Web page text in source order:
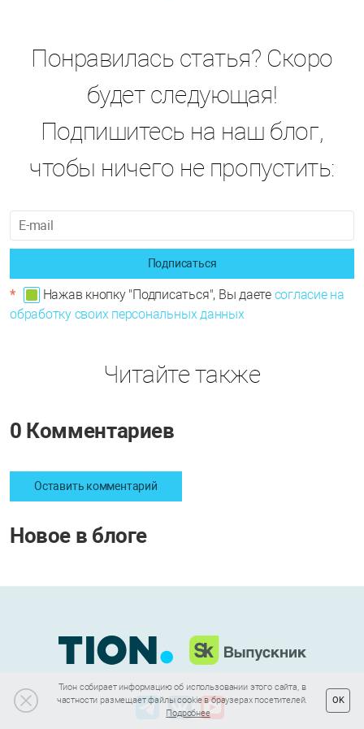
Понравилась статья? Скоро
будет следующая!
Подпишитесь на наш блог,
чтобы ничего не пропустить:
Подписаться
* Нажав кнопку "Подписаться", Вы даете согласие на
обработку своих персональных данных
Читайте также
0 Комментариев
Оставить комментарий
Новое в блоге
Тион собирает информацию об использовании этого сайта, в
частности размещает файлы cookie в браузерах посетителей.
Подробнее
OK